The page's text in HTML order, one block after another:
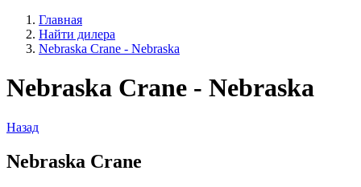
Главная
Найти дилера
Nebraska Crane - Nebraska
Nebraska Crane - Nebraska
Назад
Nebraska Crane